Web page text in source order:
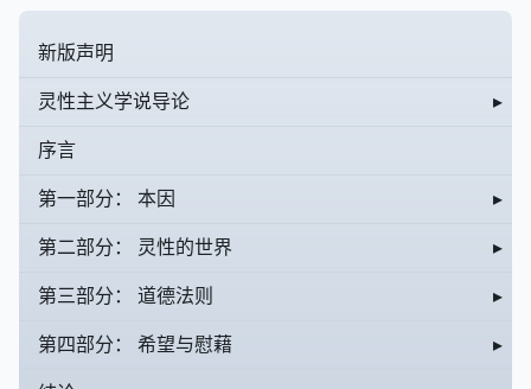
新版声明
灵性主义学说导论 ▸
序言
第一部分： 本因 ▸
第二部分： 灵性的世界 ▸
第三部分： 道德法则 ▸
第四部分： 希望与慰藉 ▸